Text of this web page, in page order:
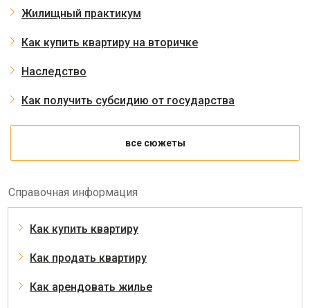
Жилищный практикум
Как купить квартиру на вторичке
Наследство
Как получить субсидию от государства
все сюжеты
Справочная информация
Как купить квартиру
Как продать квартиру
Как арендовать жилье